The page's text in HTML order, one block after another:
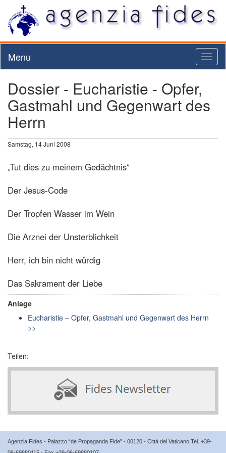
Menu
Dossier - Eucharistie - Opfer,
Gastmahl und Gegenwart des
Herrn
Samstag, 14 Juni 2008
„Tut dies zu meinem Gedächtnis“
Der Jesus-Code
Der Tropfen Wasser im Wein
Die Arznei der Unsterblichkeit
Herr, ich bin nicht würdig
Das Sakrament der Liebe
Anlage
Eucharistie – Opfer, Gastmahl und Gegenwart des Herrn
>>
Teilen:
Agenzia Fides - Palazzo “de Propaganda Fide” - 00120 - Città del Vaticano Tel. +39-